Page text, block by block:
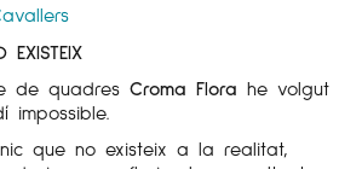
EXISTEIX
de quadres Croma Flora he volgut
impossible.
que no existeix a la realitat,